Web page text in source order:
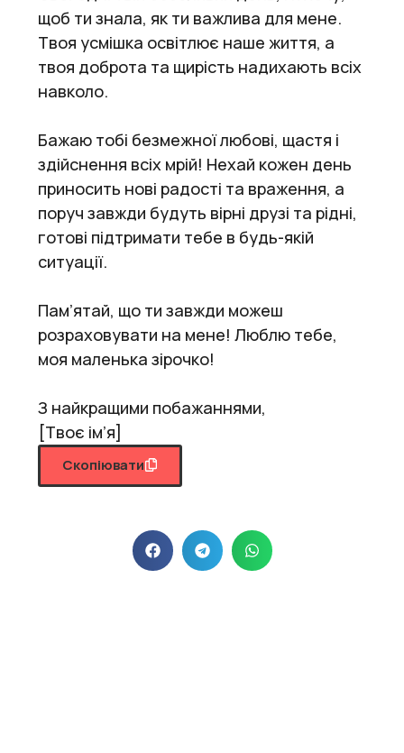
щоб ти знала, як ти важлива для мене.
Твоя усмішка освітлює наше життя, а
твоя доброта та щирість надихають всіх
навколо.
Бажаю тобі безмежної любові, щастя і
здійснення всіх мрій! Нехай кожен день
приносить нові радості та враження, а
поруч завжди будуть вірні друзі та рідні,
готові підтримати тебе в будь-якій
ситуації.
Пам’ятай, що ти завжди можеш
розраховувати на мене! Люблю тебе,
моя маленька зірочко!
З найкращими побажаннями,
[Твоє ім’я]
Скопіювати